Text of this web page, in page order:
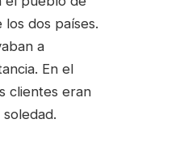
los dos países.
a
En el
clientes eran